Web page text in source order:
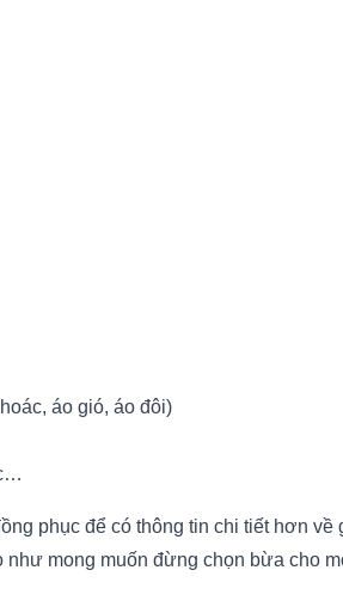
áo gió, áo đôi)
phục để có thông tin chi tiết hơn
mong muốn đừng chọn bừa cho